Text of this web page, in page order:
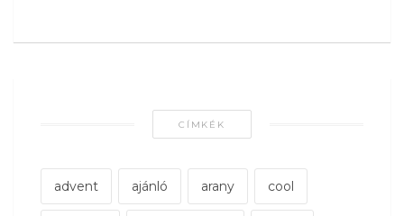
CÍMKÉK
advent ajánló arany cool